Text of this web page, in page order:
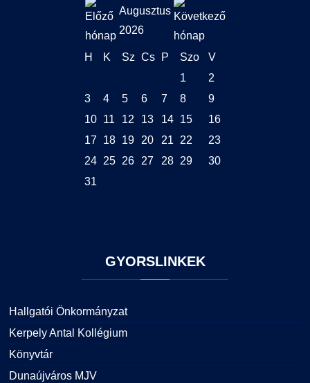
Augusztus
2026
H K Sz Cs P Szo
V
1
2
3
4 5 6 7 8
9
10
11 12 13 14 15
16
17
18 19 20 21 22
23
24
25 26 27 28 29
30
31
GYORSLINKEK
Hallgatói Önkormányzat
Kerpely Antal Kollégium
Könyvtár
Dunaújváros MJV